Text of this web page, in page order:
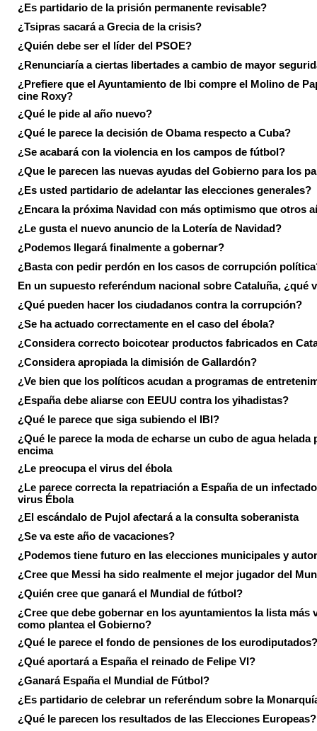
¿Es partidario de la prisión permanente revisable?
¿Tsipras sacará a Grecia de la crisis?
¿Quién debe ser el líder del PSOE?
¿Renunciaría a ciertas libertades a cambio de mayor
¿Prefiere que el Ayuntamiento de Ibi compre el Molino de
cine Roxy?
¿Qué le pide al año nuevo?
¿Qué le parece la decisión de Obama respecto a Cuba?
¿Se acabará con la violencia en los campos de fútbol?
¿Que le parecen las nuevas ayudas del Gobierno para los
¿Es usted partidario de adelantar las elecciones generales?
¿Encara la próxima Navidad con más optimismo que otros
¿Le gusta el nuevo anuncio de la Lotería de Navidad?
¿Podemos llegará finalmente a gobernar?
¿Basta con pedir perdón en los casos de corrupción
En un supuesto referéndum nacional sobre Cataluña, ¿qué
¿Qué pueden hacer los ciudadanos contra la corrupción?
¿Se ha actuado correctamente en el caso del ébola?
¿Considera correcto boicotear productos fabricados en
¿Considera apropiada la dimisión de Gallardón?
¿Ve bien que los políticos acudan a programas de
¿España debe aliarse con EEUU contra los yihadistas?
¿Qué le parece que siga subiendo el IBI?
¿Qué le parece la moda de echarse un cubo de agua helada
encima
¿Le preocupa el virus del ébola
¿Le parece correcta la repatriación a España de un
virus Ébola
¿El escándalo de Pujol afectará a la consulta soberanista
¿Se va este año de vacaciones?
¿Podemos tiene futuro en las elecciones municipales y
¿Cree que Messi ha sido realmente el mejor jugador del
¿Quién cree que ganará el Mundial de fútbol?
¿Cree que debe gobernar en los ayuntamientos la lista más
como plantea el Gobierno?
¿Qué le parece el fondo de pensiones de los eurodiputados?
¿Qué aportará a España el reinado de Felipe VI?
¿Ganará España el Mundial de Fútbol?
¿Es partidario de celebrar un referéndum sobre la
¿Qué le parecen los resultados de las Elecciones Europeas?